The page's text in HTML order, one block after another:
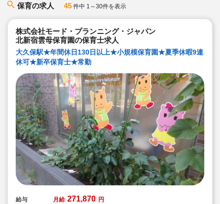
保育の求人 45 件中 1～30件を表示
株式会社モード・プランニング・ジャパン
北新宿雲母保育園の保育士求人
大久保駅★年間休日130日以上★小規模保育園★夏季休暇9連
休可★新卒保育士★常勤
給与 月給 271,870 円